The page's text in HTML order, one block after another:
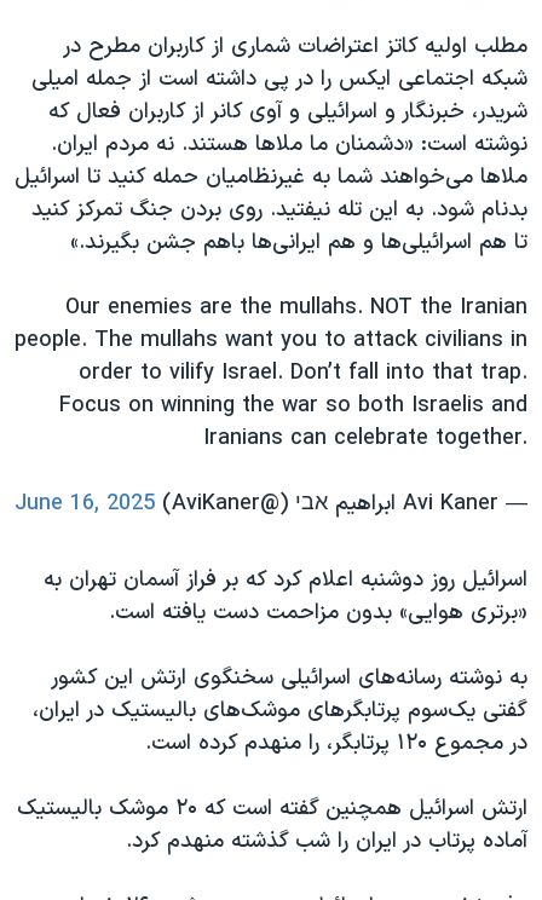
مطلب اولیه کاتز اعتراضات شماری از کاربران مطرح در
شبکه اجتماعی ایکس را در پی داشته است از جمله امیلی
شریدر، خبرنگار و اسرائيلی و آوی کانر از کاربران فعال که
نوشته است: «دشمنان ما ملاها هستند. نه مردم ایران.
ملاها می‌خواهند شما به غیرنظامیان حمله کنید تا اسرائیل
بدنام شود. به این تله نیفتید. روی بردن جنگ تمرکز کنید
تا هم اسرائيلی‌ها و هم ایرانی‌ها باهم جشن بگیرند.»
Our enemies are the mullahs. NOT the Iranian
people. The mullahs want you to attack civilians in
order to vilify Israel. Don’t fall into that trap.
Focus on winning the war so both Israelis and
Iranians can celebrate together.
— Avi Kaner ابراهيم אבי (@AviKaner)
June 16, 2025
اسرائيل روز دوشنبه اعلام کرد که بر فراز آسمان تهران به
«برتری هوایی» بدون مزاحمت دست یافته است.
به نوشته رسانه‌های اسرائيلی سخنگوی ارتش این کشور
گفتی یک‌سوم پرتابگرهای موشک‌های بالیستیک در ایران،
در مجموع ۱۲۰ پرتابگر، را منهدم کرده است.
ارتش اسرائیل همچنین گفته است که ۲۰ موشک بالیستیک
آماده پرتاب در ایران را شب گذشته منهدم کرد.